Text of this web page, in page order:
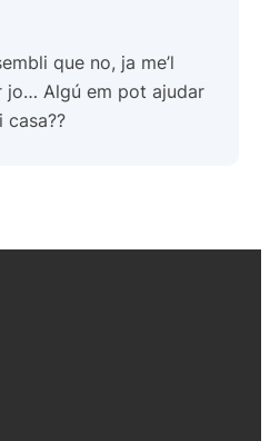
que no, ja me’l
jo… Algú em pot ajudar